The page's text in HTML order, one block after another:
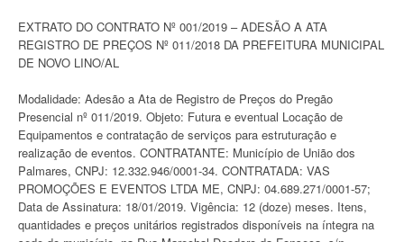
EXTRATO DO CONTRATO Nº 001/2019 – ADESÃO A ATA
REGISTRO DE PREÇOS Nº 011/2018 DA PREFEITURA MUNICIPAL
DE NOVO LINO/AL
Modalidade: Adesão a Ata de Registro de Preços do Pregão
Presencial nº 011/2019. Objeto: Futura e eventual Locação de
Equipamentos e contratação de serviços para estruturação e
realização de eventos. CONTRATANTE: Município de União dos
Palmares, CNPJ: 12.332.946/0001-34. CONTRATADA: VAS
PROMOÇÕES E EVENTOS LTDA ME, CNPJ: 04.689.271/0001-57;
Data de Assinatura: 18/01/2019. Vigência: 12 (doze) meses. Itens,
quantidades e preços unitários registrados disponíveis na íntegra na